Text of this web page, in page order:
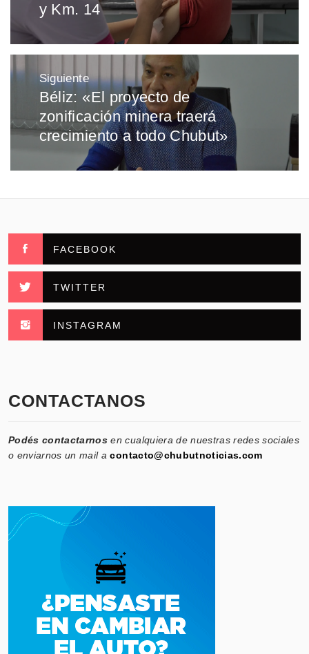
y Km. 14
Siguiente
Entrada
siguiente:
Béliz: «El proyecto de
zonificación minera traerá
crecimiento a todo Chubut»
FACEBOOK
TWITTER
INSTAGRAM
CONTACTANOS
Podés contactarnos en cualquiera de nuestras redes sociales
o enviarnos un mail acontacto@chubutnoticias.com